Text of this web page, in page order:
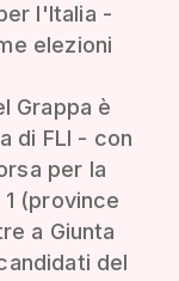
l'Italia -
elezioni
Grappa è
di FLI - con
per la
(province
a Giunta
del